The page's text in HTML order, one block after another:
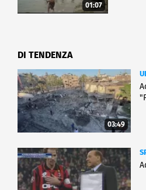
01:07
DI TENDENZA
03:49